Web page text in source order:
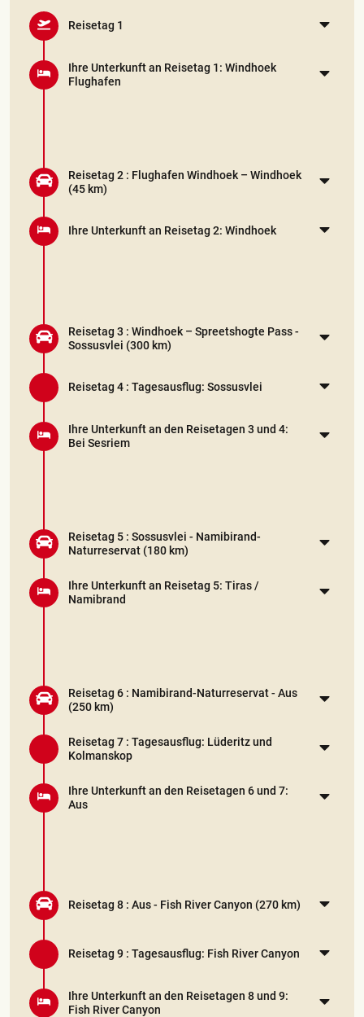
Reisetag 1
Ihre Unterkunft an Reisetag 1: Windhoek
Flughafen
Reisetag 2 : Flughafen Windhoek – Windhoek
(45 km)
Ihre Unterkunft an Reisetag 2: Windhoek
Reisetag 3 : Windhoek – Spreetshogte Pass -
Sossusvlei (300 km)
Reisetag 4 : Tagesausflug: Sossusvlei
Ihre Unterkunft an den Reisetagen 3 und 4:
Bei Sesriem
Reisetag 5 : Sossusvlei - Namibirand-
Naturreservat (180 km)
Ihre Unterkunft an Reisetag 5: Tiras /
Namibrand
Reisetag 6 : Namibirand-Naturreservat - Aus
(250 km)
Reisetag 7 : Tagesausflug: Lüderitz und
Kolmanskop
Ihre Unterkunft an den Reisetagen 6 und 7:
Aus
Reisetag 8 : Aus - Fish River Canyon (270 km)
Reisetag 9 : Tagesausflug: Fish River Canyon
Ihre Unterkunft an den Reisetagen 8 und 9:
Fish River Canyon